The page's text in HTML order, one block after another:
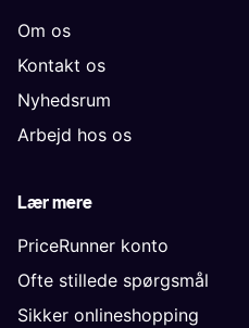
Om os
Kontakt os
Nyhedsrum
Arbejd hos os
Lær mere
PriceRunner konto
Ofte stillede spørgsmål
Sikker onlineshopping